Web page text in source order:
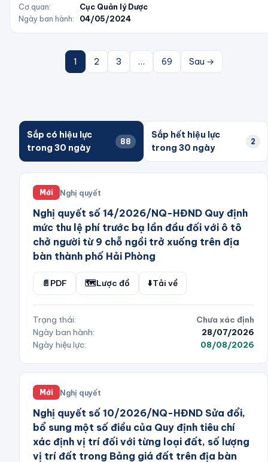
Cơ quan:
Cục Quản lý Dược
Ngày ban hành:
04/05/2024
1 2 3 … 69 Sau →
Sắp có hiệu lực
trong 30 ngày
88
Sắp hết hiệu lực
trong 30 ngày
2
Mới Nghị quyết
Nghị quyết số 14/2026/NQ-HĐND Quy định
mức thu lệ phí trước bạ lần đầu đối với ô tô
chở người từ 9 chỗ ngồi trở xuống trên địa
bàn thành phố Hải Phòng
📄 PDF 🗺️Lược đồ ⬇️Tải về
Trạng thái:
Chưa xác định
Ngày ban hành:
28/07/2026
Ngày hiệu lực:
08/08/2026
Mới Nghị quyết
Nghị quyết số 10/2026/NQ-HĐND Sửa đổi,
bổ sung một số điều của Quy định tiêu chí
xác định vị trí đối với từng loại đất, số lượng
vị trí đất trong Bảng giá đất trên địa bàn